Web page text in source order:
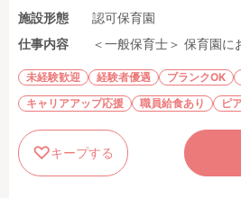
施設形態
認可保育園
仕事内容
＜一般保育士＞ 保育園に
未経験歓迎 経験者優遇 ブランクOK
キャリアアップ応援
職員給食あり ピ
キープする